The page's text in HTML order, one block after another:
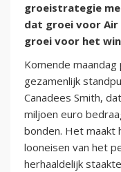
groeistrategie
dat groei voor
groei voor het
Komende
gezamenlijk
Canadees Smith,
miljoen euro
bonden. Het maakt
looneisen van het
herhaaldelijk